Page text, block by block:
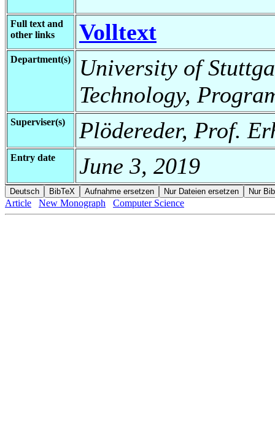
Full text and
other links
Volltext
Department(s)
University of
Technology,
Superviser(s) Plödereder, Prof.
Entry date June 3, 2019
Article New Monograph Computer Science